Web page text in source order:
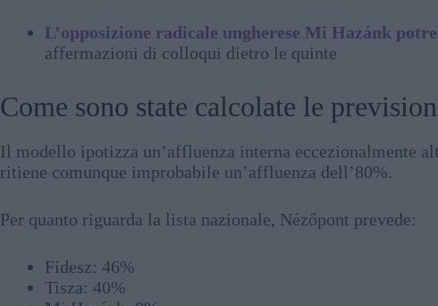
L’opposizione radicale ungherese Mi Hazánk
affermazioni di colloqui dietro le quinte
Come sono state calcolate le
Il modello ipotizza un’affluenza interna eccezionalmente
ritiene comunque improbabile un’affluenza dell’80%.
Per quanto riguarda la lista nazionale, Nézőpont prevede:
Fidesz: 46%
Tisza: 40%